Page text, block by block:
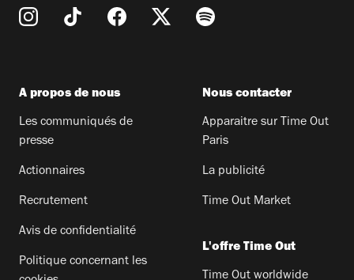
A propos de nous
Les communiqués de
presse
Actionnaires
Recrutement
Avis de confidentialité
Politique concernant les
Nous contacter
Apparaitre sur Time Out
Paris
La publicité
Time Out Market
L'offre Time Out
Time Out worldwide